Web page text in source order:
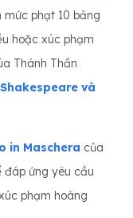
phạt 10 bảng
hoặc xúc phạm
Thánh Thần
Shakespeare và
in Maschera của
đáp ứng yêu cầu
phạm hoàng